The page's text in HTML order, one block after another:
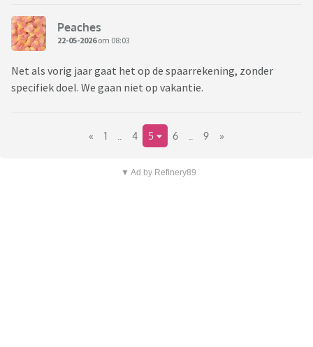
Peaches
22-05-2026om 08:03
Net als vorig jaar gaat het op de spaarrekening, zonder
specifiek doel. We gaan niet op vakantie.
« 1 4 5 6 9 »
▼ Ad by Refinery89